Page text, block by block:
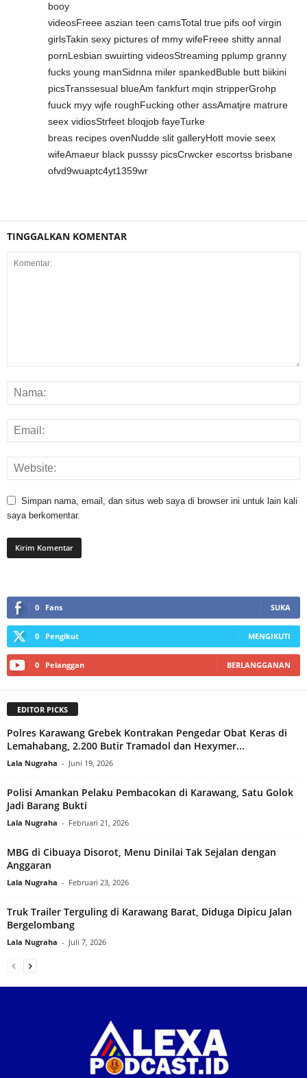
booy
videosFreee aszian teen camsTotal true pifs oof virgin
girlsTakin sexy pictures of mmy wifeFreee shitty annal
pornLesbian swuirting videosStreaming pplump granny
fucks young manSidnna miler spankedBuble butt biikini
picsTranssesual blueAm fankfurt mqin stripperGrohp
fuuck myy wjfe roughFucking other assAmatjre matrure
seex vidiosStrfeet bloqjob fayeTurke
breas recipes ovenNudde slit galleryHott movie seex
wifeAmaeur black pusssy picsCrwcker escortss brisbane
ofvd9wuaptc4yt1359wr
TINGGALKAN KOMENTAR
Simpan nama, email, dan situs web saya di browser ini untuk lain kali
saya berkomentar.
0 Fans SUKA
0 Pengikut MENGIKUTI
0 Pelanggan BERLANGGANAN
EDITOR PICKS
Polres Karawang Grebek Kontrakan Pengedar Obat Keras di
Lemahabang, 2.200 Butir Tramadol dan Hexymer...
Lala Nugraha - Juni 19, 2026
Polisi Amankan Pelaku Pembacokan di Karawang, Satu Golok
Jadi Barang Bukti
Lala Nugraha - Februari 21, 2026
MBG di Cibuaya Disorot, Menu Dinilai Tak Sejalan dengan
Anggaran
Lala Nugraha - Februari 23, 2026
Truk Trailer Terguling di Karawang Barat, Diduga Dipicu Jalan
Bergelombang
Lala Nugraha - Juli 7, 2026